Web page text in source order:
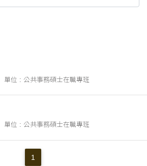
單位 : 公共事務碩士在職專班
單位 : 公共事務碩士在職專班
1